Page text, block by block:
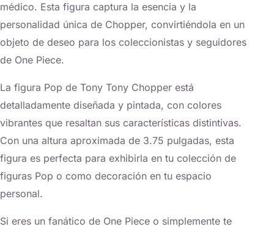
médico. Esta figura captura la esencia y la
personalidad única de Chopper, convirtiéndola en un
objeto de deseo para los coleccionistas y seguidores
de One Piece.
La figura Pop de Tony Tony Chopper está
detalladamente diseñada y pintada, con colores
vibrantes que resaltan sus características distintivas.
Con una altura aproximada de 3.75 pulgadas, esta
figura es perfecta para exhibirla en tu colección de
figuras Pop o como decoración en tu espacio
personal.
Si eres un fanático de One Piece o simplemente te